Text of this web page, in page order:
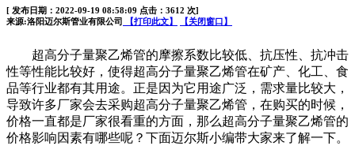
[ 发布日期：2022-09-19 08:58:09 点击：3612 次]
来源:洛阳迈尔斯管业有限公司
【打印此文】 【关闭窗口】
超高分子量聚乙烯管的摩擦系数比较低、抗压性、抗冲击
性等性能比较好，使得超高分子量聚乙烯管在矿产、化工、食
品等行业都有其用途。正是因为它用途广泛，需求量比较大，
导致许多厂家会去采购超高分子量聚乙烯管，在购买的时候，
价格一直都是厂家很看重的方面，那么超高分子量聚乙烯管的
价格影响因素有哪些呢？下面迈尔斯小编带大家来了解一下。